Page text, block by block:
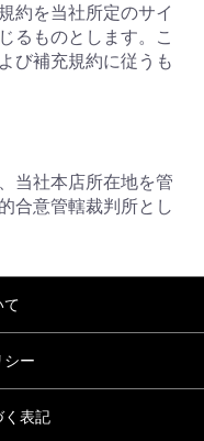
約を当社所定のサイ
るものとします。こ
び補充規約に従うも
当社本店所在地を管
合意管轄裁判所とし
て
シー
く表記